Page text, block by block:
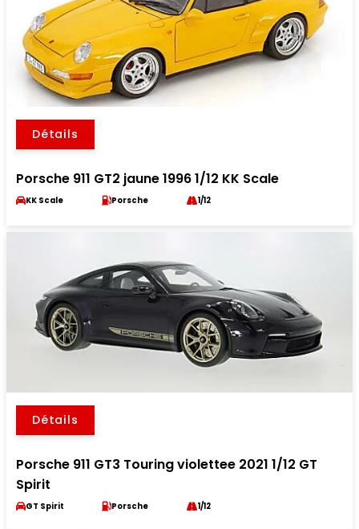
Détails
Porsche 911 GT2 jaune 1996 1/12 KK Scale
KK Scale Porsche 1/12
Détails
Porsche 911 GT3 Touring violettee 2021 1/12 GT
Spirit
GT Spirit Porsche 1/12